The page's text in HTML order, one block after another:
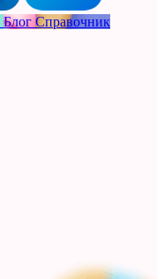
Блог Справочник